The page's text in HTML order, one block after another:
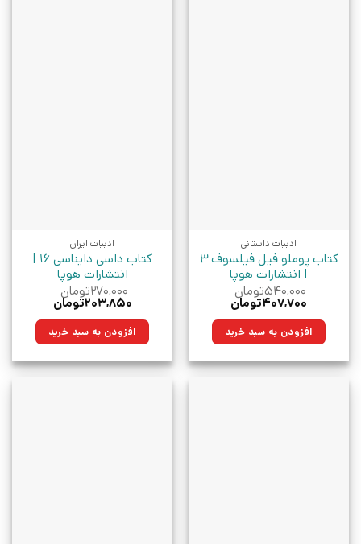
ادبیات داستانی
کتاب پوملو فیل فیلسوف 3
| انتشارات هوپا
۵۴۰,۰۰۰تومان
قیمت
۵۴۰,۰۰۰تومان
بود.
۴۰۷,۷۰۰تومان
۴۰۷,۷۰۰تومان.افزودن به سبد خرید
ادبیات ایران
کتاب داسی دایناسی 16 |
انتشارات هوپا
۲۷۰,۰۰۰تومان
قیمت
۲۷۰,۰۰۰تومان
بود.
۲۰۳,۸۵۰تومان
۲۰۳,۸۵۰تومان.افزودن به سبد خرید